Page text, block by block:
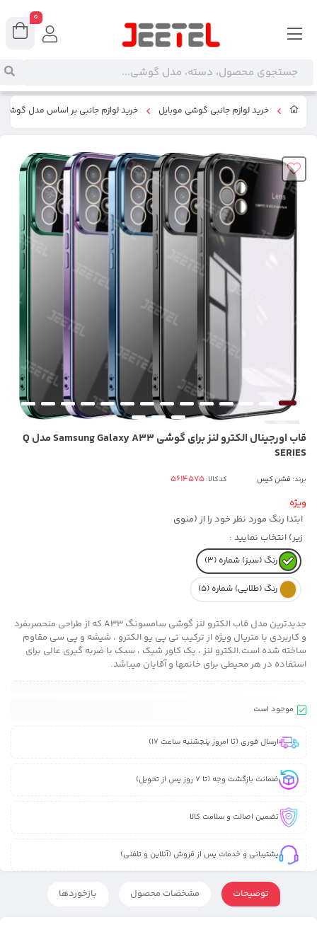
خرید لوازم جانبی گوشی موبایل خرید لوازم جانبی بر اساس مدل گوشی
قاب اورجینال الکترو لنز برای گوشی Samsung Galaxy A33 مدل Q
SERIES
برند: فشن کیس کدکالا:
ویژه
ابتدا رنگ مورد نظر خود را از (منوی
زیر) انتخاب نمایید :
رنگ (سبز) شماره (3)
رنگ (طلایی) شماره (5)
جدیدترین مدل قاب الکترو لنز گوشی سامسونگ A33 که از طراحی منحصربفرد
و کاربردی با متریال ویژه از ترکیب تی پی یو الکترو ، شیشه و پی سی مقاوم
ساخته شده است.الکترو لنز ، یک کاور شیک ، سبک با ضربه گیری عالی برای
استفاده در هر محیطی برای خانمها و آقایان میباشد.
موجود است
ارسال فوری (تا امروز پنجشنبه ساعت 17)
ضمانت بازگشت وجه (تا 7 روز پس از تحویل)
تضمین اصالت و سلامت کالا
پشتیبانی و خدمات پس از فروش (آنلاین و تلفنی)
توضیحات مشخصات محصول بازخوردها
0